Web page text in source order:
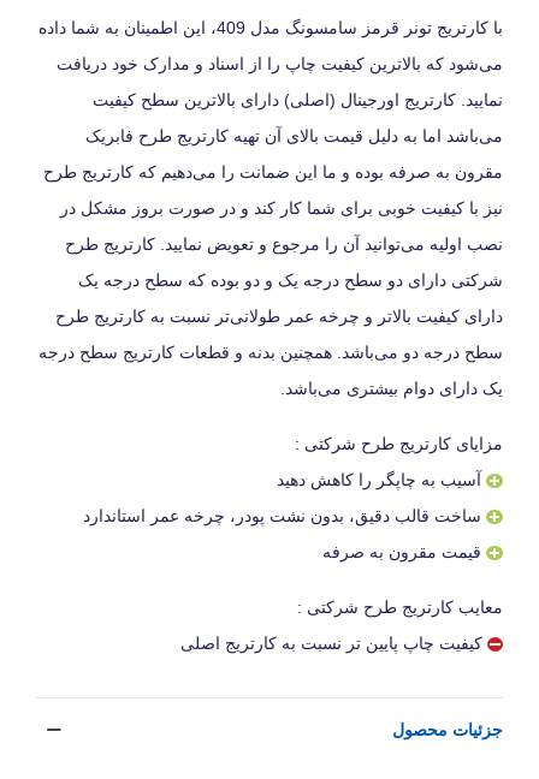
با کارتریج تونر قرمز سامسونگ مدل 409، این اطمینان به شما داده
می‌شود که بالاترین کیفیت چاپ را از اسناد و مدارک خود دریافت
نمایید. کارتریج اورجینال (اصلی) دارای بالاترین سطح کیفیت
می‌باشد اما به دلیل قیمت بالای آن تهیه کارتریج طرح فابریک
مقرون به صرفه بوده و ما این ضمانت را می‌دهیم که کارتریج طرح
نیز با کیفیت خوبی برای شما کار کند و در صورت بروز مشکل در
نصب اولیه می‌توانید آن را مرجوع و تعویض نمایید. کارتریج طرح
شرکتی دارای دو سطح درجه یک و دو بوده که سطح درجه یک
دارای کیفیت بالاتر و چرخه عمر طولانی‌تر نسبت به کارتریج طرح
سطح درجه دو می‌باشد. همچنین بدنه و قطعات کارتریج سطح درجه
یک دارای دوام بیشتری می‌باشد.
مزایای کارتریج طرح شرکتی :
آسیب به چاپگر را کاهش دهید
ساخت قالب دقیق، بدون نشت پودر، چرخه عمر استاندارد
قیمت مقرون به صرفه
معایب کارتریج طرح شرکتی :
کیفیت چاپ پایین تر نسبت به کارتریج اصلی
جزئیات محصول